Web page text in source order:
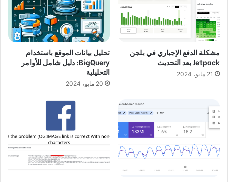
مشكلة الدفع الإجباري في بلجن
Jetpack بعد التحديث
21 مايو، 2024
تحليل بيانات الموقع باستخدام
BigQuery: دليل شامل للأوامر
التحليلية
20 مايو، 2024